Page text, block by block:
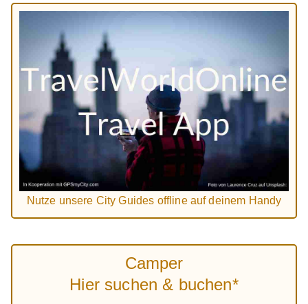
Nutze unsere City Guides offline auf deinem Handy
Camper
Hier suchen & buchen*